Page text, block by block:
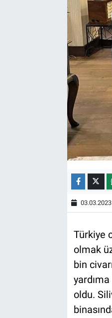
Türkiye
olmak
bin
oldu.